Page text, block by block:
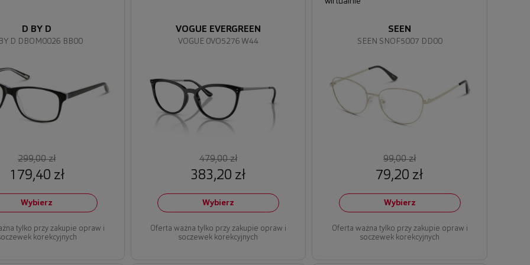
D DBOM0026 BB00
D BY D
299,00 zł
179,40 zł
Wybierz
tylko przy zakupie opraw i
korekcyjnych
VOGUE 0VO5276 W44
VOGUE EVERGREEN
479,00 zł
383,20 zł
Wybierz
Oferta ważna tylko przy zakupie opraw i
soczewek korekcyjnych
SEEN SNOF5007 DD00
SEEN
99,00 zł
79,20 zł
Wybierz
Oferta ważna tylko przy zakupie opraw i
soczewek korekcyjnych